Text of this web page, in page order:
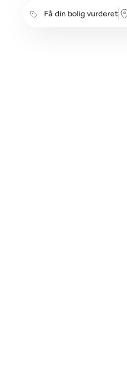
Få din bolig vurderet